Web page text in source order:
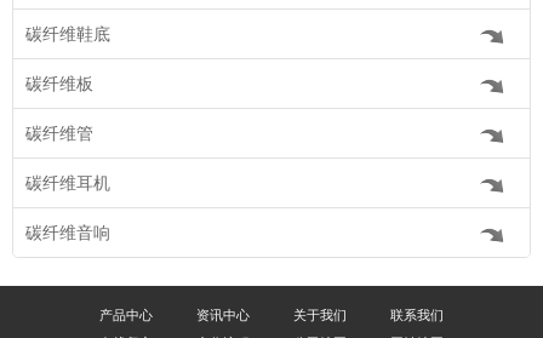
碳纤维鞋底
碳纤维板
碳纤维管
碳纤维耳机
碳纤维音响
产品中心 资讯中心 关于我们
联系我们